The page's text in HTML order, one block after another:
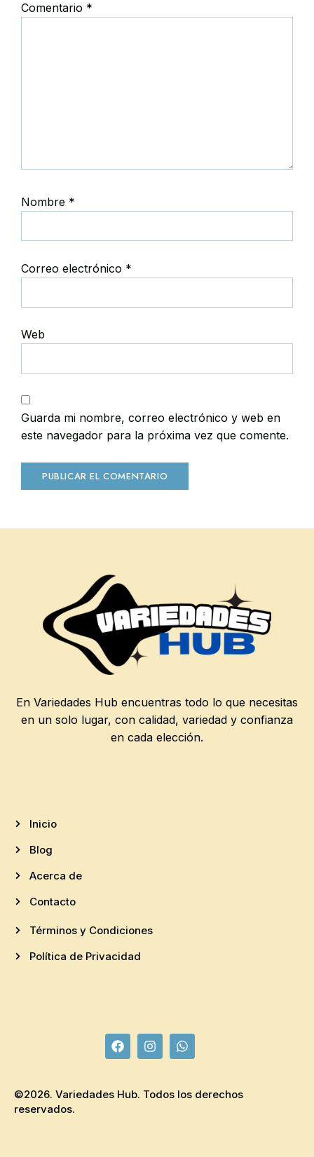
Comentario *
Nombre *
Correo electrónico *
Web
Guarda mi nombre, correo electrónico y web en
este navegador para la próxima vez que comente.
En Variedades Hub encuentras todo lo que necesitas
en un solo lugar, con calidad, variedad y confianza
en cada elección.
Inicio
Blog
Acerca de
Contacto
Términos y Condiciones
Política de Privacidad
©2026. Variedades Hub. Todos los derechos
reservados.